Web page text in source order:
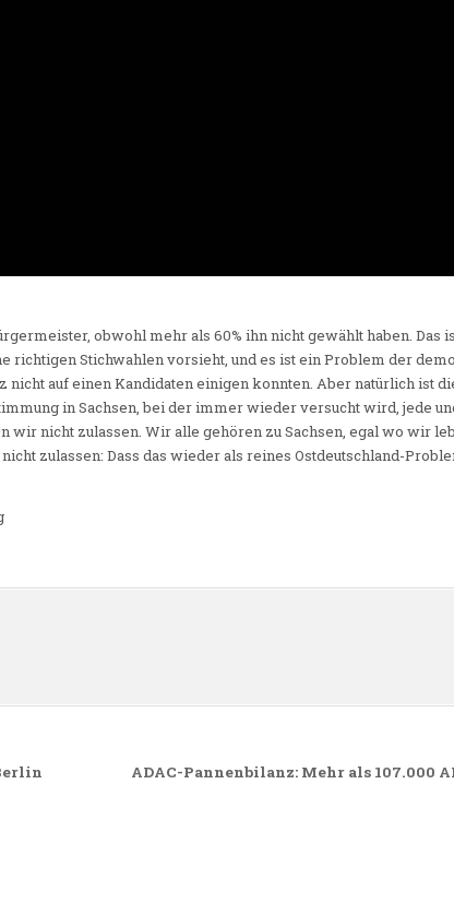
obwohl mehr als 60% ihn nicht gewählt haben. Das
richtigen Stichwahlen vorsieht, und es ist ein Problem der
auf einen Kandidaten einigen konnten. Aber natürlich ist
in Sachsen, bei der immer wieder versucht wird, jede
wir nicht zulassen. Wir alle gehören zu Sachsen, egal wo wir
zulassen: Dass das wieder als reines Ostdeutschland-
ADAC-Pannenbilanz: Mehr als 107.000